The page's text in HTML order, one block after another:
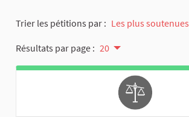
Trier les pétitions par : Les plus soutenues
Résultats par page : 20